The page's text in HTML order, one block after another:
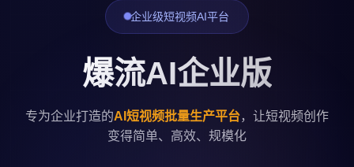
企业级短视频AI平台
爆流AI企业版
专为企业打造的AI短视频批量生产平台，让短视频创作
变得简单、高效、规模化